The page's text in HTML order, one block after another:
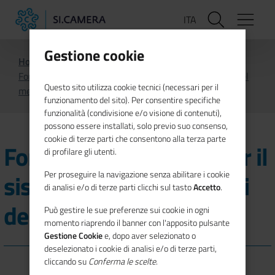
Salta
ITA
Home
Notizie
Formazione continua per il sistema camerale: i corsi del
mese
Formazione continua per il
sistema camerale: i corsi
del mese
Gestione cookie
Questo sito utilizza cookie tecnici (necessari per il
funzionamento del sito). Per consentire specifiche
funzionalità (condivisione e/o visione di contenuti),
possono essere installati, solo previo suo consenso,
cookie di terze parti che consentono alla terza parte
di profilare gli utenti.
Per proseguire la navigazione senza abilitare i cookie
di analisi e/o di terze parti clicchi sul tastoAccetto.
Può gestire le sue preferenze sui cookie in ogni
momento riaprendo il banner con l'apposito pulsante
Gestione Cookiee, dopo aver selezionato o
deselezionato i cookie di analisi e/o di terze parti,
cliccando suConferma le scelte.